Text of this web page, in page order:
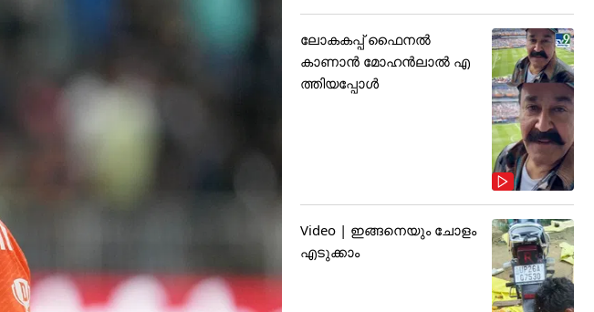
ലോകകപ്പ് ഫൈനൽ
കാണാൻ മോഹൻലാൽ എ
ത്തിയപ്പോൾ
Video | ഇങ്ങനെയും ചോളം
എടുക്കാം